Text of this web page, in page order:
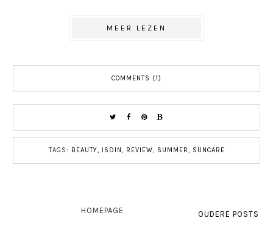
MEER LEZEN
COMMENTS (1)
TAGS: BEAUTY ISDIN REVIEW SUMMER SUNCARE
OUDERE POSTS
HOMEPAGE